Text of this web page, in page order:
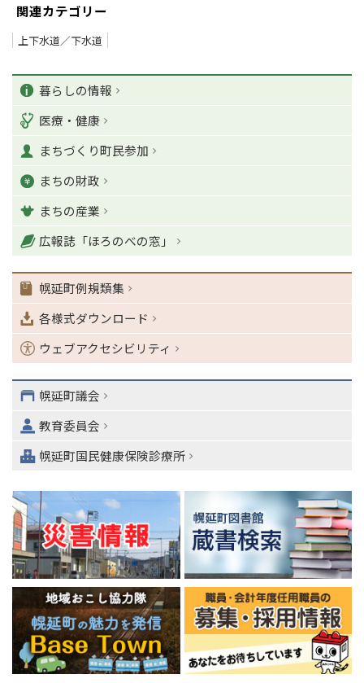
関連カテゴリー
上下水道／下水道
カ
テ
ゴ
リ
ー
暮らしの情報
医療・健康
まちづくり町民参加
まちの財政
まちの産業
広報誌「ほろのべの窓」
幌延町例規類集
各様式ダウンロード
ウェブアクセシビリティ
幌延町議会
教育委員会
幌延町国民健康保険診療所